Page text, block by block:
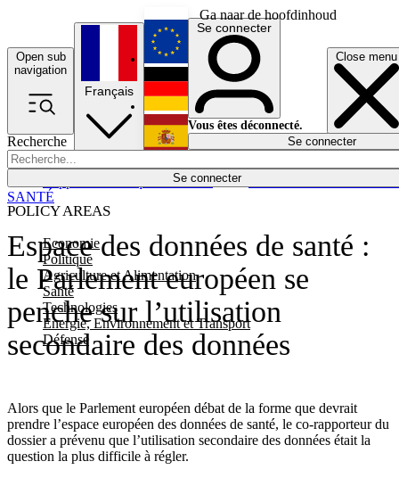
Ga naar de hoofdinhoud
Open sub
navigation
Close menu
Recherche
Se connecter
POLICY AREAS
Economie
Politique
Agriculture et Alimentation
Santé
Technologies
Energie, Environnement et Transport
Défense
Économie
Français
English
Deutsch
Español
Se connecter
Vous êtes déconnecté.
Se connecter
Espace des données de santé :
le Parlement européen se
penche sur l’utilisation
secondaire des données
Alors que le Parlement européen débat de la forme que devrait
prendre l’espace européen des données de santé, le co-rapporteur du
dossier a prévenu que l’utilisation secondaire des données était la
question la plus difficile à régler.
SANTÉ